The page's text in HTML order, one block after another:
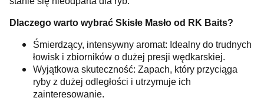
Dlaczego warto wybrać Skisłe Masło od RK Baits?
Śmierdzący, intensywny aromat: Idealny do trudnych
łowisk i zbiorników o dużej presji wędkarskiej.
Wyjątkowa skuteczność: Zapach, który przyciąga
ryby z dużej odległości i utrzymuje ich
zainteresowanie.